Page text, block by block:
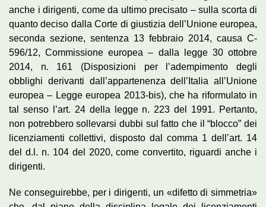
anche i dirigenti, come da ultimo precisato – sulla scorta di
quanto deciso dalla Corte di giustizia dell’Unione europea,
seconda sezione, sentenza 13 febbraio 2014, causa C-
596/12, Commissione europea – dalla legge 30 ottobre
2014, n. 161 (Disposizioni per l’adempimento degli
obblighi derivanti dall’appartenenza dell’Italia all’Unione
europea – Legge europea 2013-bis), che ha riformulato in
tal senso l’art. 24 della legge n. 223 del 1991. Pertanto,
non potrebbero sollevarsi dubbi sul fatto che il “blocco” dei
licenziamenti collettivi, disposto dal comma 1 dell’art. 14
del d.l. n. 104 del 2020, come convertito, riguardi anche i
dirigenti.
Ne conseguirebbe, per i dirigenti, un «difetto di simmetria»